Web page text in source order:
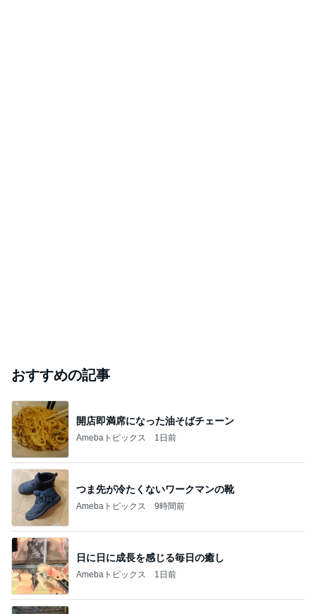
おすすめの記事
開店即満席になった油そばチェーン
Amebaトピックス 1日前
つま先が冷たくないワークマンの靴
Amebaトピックス 9時間前
日に日に成長を感じる毎日の癒し
Amebaトピックス 1日前